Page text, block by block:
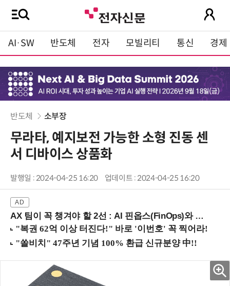
AI·SW 반도체 전자 모빌리티 통신 경제
반도체 소부장
무라타, 예지보전 가능한 소형 진동 센
서 디바이스 상품화
발행일 : 2024-04-25 16:20 업데이트 : 2024-04-25 16:20
AX 팀이 꼭 챙겨야 할 2선 : AI 핀옵스(FinOps)와 토큰 거버넌스 (8/21 잠실역)